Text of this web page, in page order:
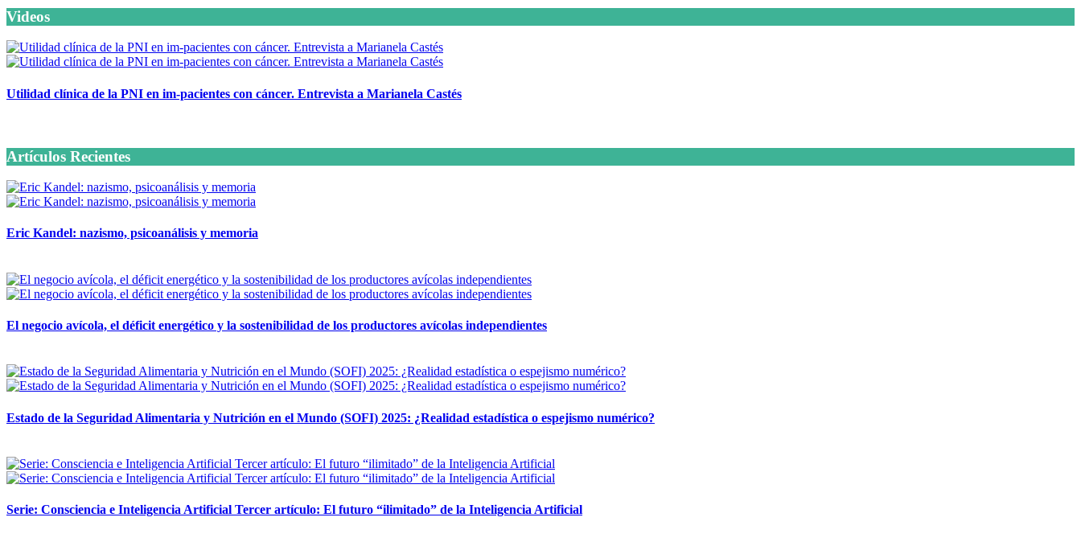
Videos
Utilidad clínica de la PNI en im-pacientes con cáncer. Entrevista a Marianela Castés
Artículos Recientes
Eric Kandel: nazismo, psicoanálisis y memoria
El negocio avícola, el déficit energético y la sostenibilidad de los productores avícolas independientes
Estado de la Seguridad Alimentaria y Nutrición en el Mundo (SOFI) 2025: ¿Realidad estadística o espejismo numérico?
Serie: Consciencia e Inteligencia Artificial Tercer artículo: El futuro “ilimitado” de la Inteligencia Artificial